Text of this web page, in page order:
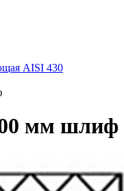
AISI 430
мм шлиф